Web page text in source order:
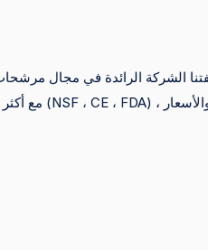
الشركة الرائدة في مجال مرشحات